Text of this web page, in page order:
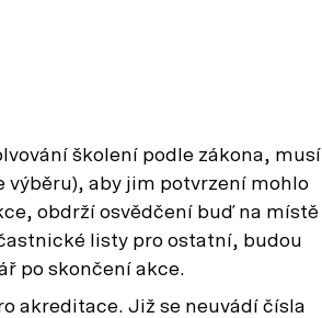
školení podle zákona, musí
aby jim potvrzení mohlo
obdrží osvědčení buď na místě
listy pro ostatní, budou
po skončení akce.
akreditace. Již se neuvádí čísla